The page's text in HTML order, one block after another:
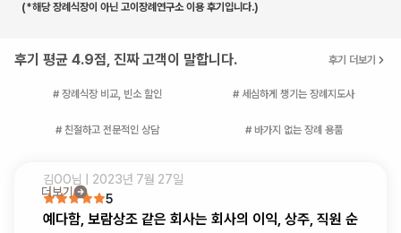
(*해당 장례식장이 아닌 고이장례연구소 이용 후기입니다.)
후기 평균 4.9점, 진짜 고객이 말합니다. 후기 더보기
# 장례식장 비교, 빈소 할인 # 세심하게 챙기는 장례지도사
# 친절하고 전문적인 상담 # 바가지 없는 장례 용품
더보기
김OO님 | 2023년 7월 27일
5
예다함, 보람상조 같은 회사는 회사의 이익, 상주, 직원 순